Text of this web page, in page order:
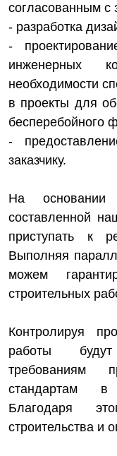
согласованным с
- разработка
-
инженерных
необходимости
в проекты для
бесперебойного
-
заказчику.
На основании
составленной
приступать к
Выполняя
можем
строительных
Контролируя
работы
требованиям
стандартам в
Благодаря
строительства и